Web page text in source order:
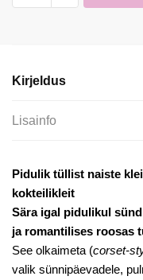
naiste
Kirjeldus
Lisainfo
Pidulik tüllist naiste
kokteilikleit
Sära igal pidulikul
ja romantilises roosas
See olkaimeta (corset-
valik sünnipäevadele,